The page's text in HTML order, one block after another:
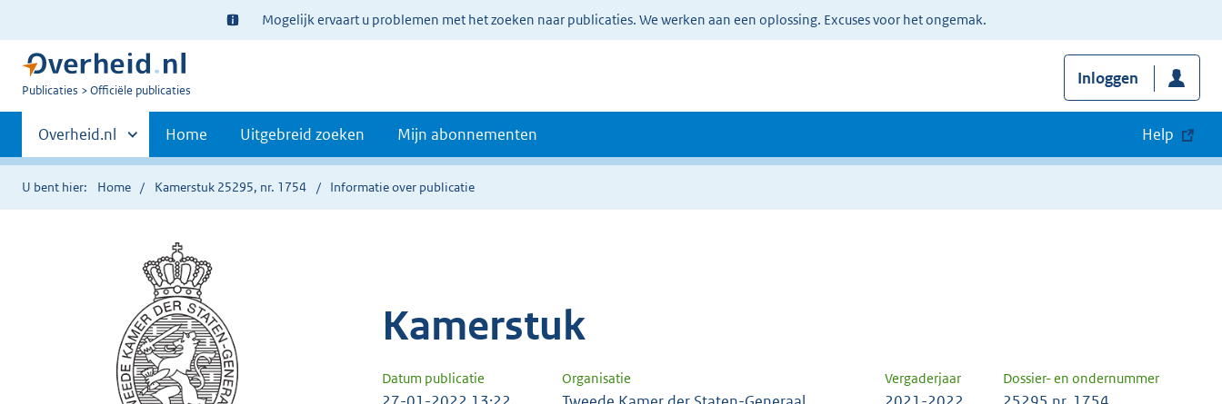
Ter
informatie:
Mogelijk ervaart u problemen met het zoeken naar publicaties. We werken aan een oplossing. Excuses voor het ongemak.
U
Publicaties Officiële publicaties
Inloggen
Primaire
navigatie
Andere
sites
binnen
Overheid.nl Home Uitgebreid zoeken Mijn abonnementen Help
U bent hier: Home Kamerstuk 25295, nr. 1754 Informatie over publicatie
Kamerstuk
Datum publicatie Organisatie Vergaderjaar Dossier- en ondernummer